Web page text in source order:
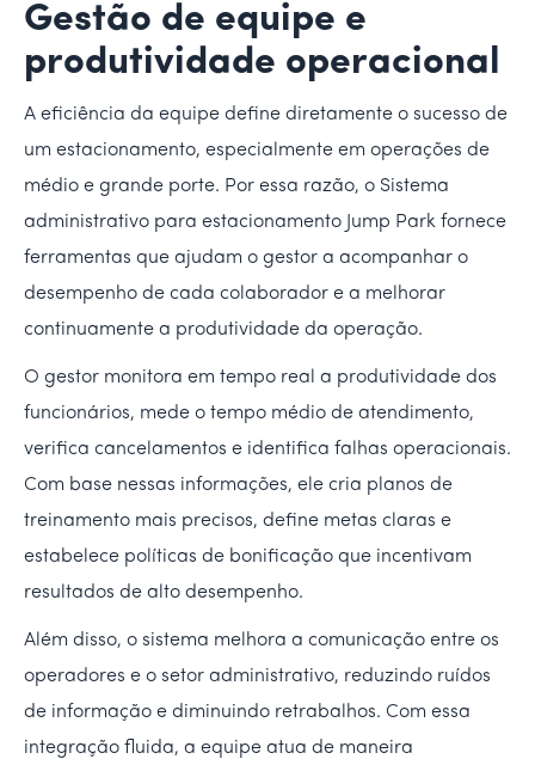
Gestão de equipe e
produtividade operacional
A eficiência da equipe define diretamente o sucesso de
um estacionamento, especialmente em operações de
médio e grande porte. Por essa razão, o Sistema
administrativo para estacionamento Jump Park fornece
ferramentas que ajudam o gestor a acompanhar o
desempenho de cada colaborador e a melhorar
continuamente a produtividade da operação.
O gestor monitora em tempo real a produtividade dos
funcionários, mede o tempo médio de atendimento,
verifica cancelamentos e identifica falhas operacionais.
Com base nessas informações, ele cria planos de
treinamento mais precisos, define metas claras e
estabelece políticas de bonificação que incentivam
resultados de alto desempenho.
Além disso, o sistema melhora a comunicação entre os
operadores e o setor administrativo, reduzindo ruídos
de informação e diminuindo retrabalhos. Com essa
integração fluida, a equipe atua de maneira